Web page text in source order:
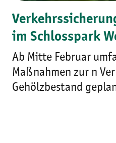
im Schlosspark
Ab Mitte Februar
Maßnahmen zur n
Gehölzbestand